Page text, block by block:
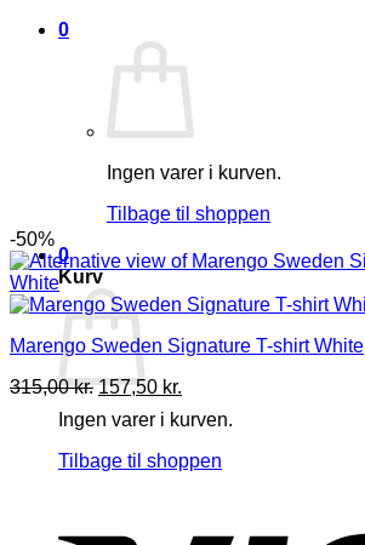
0
Ingen varer i kurven.
Tilbage til shoppen
0
Kurv
Ingen varer i kurven.
Tilbage til shoppen
-50%
Marengo Sweden Signature T-shirt White
315,00kr.Den
oprindelige
pris
315,00 kr..
157,50 kr.
pris
157,50 kr..